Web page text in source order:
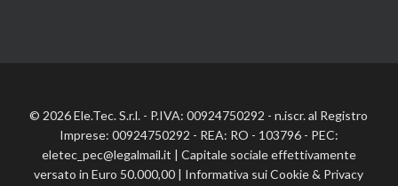
© 2026 Ele.Tec. S.r.l. - P.IVA: 00924750292 - n.iscr. al Registro
Imprese: 00924750292 - REA: RO - 103796 - PEC:
eletec_pec@legalmail.it | Capitale sociale effettivamente
versato in Euro 50.000,00 | Informativa sui Cookie& Privacy